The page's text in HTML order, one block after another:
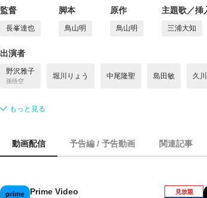
監督
長峯達也
脚本
鳥山明
原作
鳥山明
主題歌／挿
三浦大知
出演者
野沢雅子
孫悟空
堀川りょう 中尾隆聖 島田敏 久
もっと見る
動画配信 予告編 / 予告動画 関連記事
Prime Video
見放題